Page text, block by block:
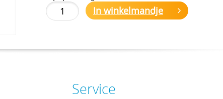
In winkelmandje
Service